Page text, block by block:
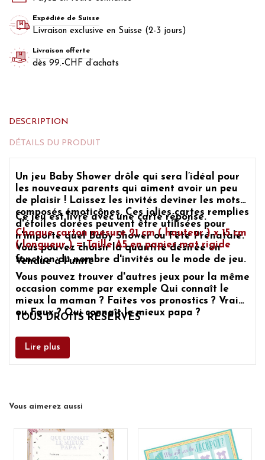
Expédiée de Suisse
Livraison exclusive en Suisse (2-3 jours)
Livraison offerte
dès 99.-CHF d’achats
DESCRIPTION
DÉTAILS DU PRODUIT
Un jeu Baby Shower drôle qui sera l’idéal pour
les nouveaux parents qui aiment avoir un peu
de plaisir ! Laissez les invités deviner les mots
composés émoticônes. Ces jolies cartes remplies
d'étoiles dorées peuvent être utilisées pour
n'importe quel Baby Shower ou Fête Prénatale.
Vous pouvez choisir la quantité désirée en
fonction du nombre d'invités ou le mode de jeu.
Ce jeu est livré avec une carte réponse.
Chaque carton mesure 21 cm ( hauteur ) x 15 cm
( longueur ) = Taille A5 en papier mat rigide
Vendue à l'unité
Vous pouvez trouver d'autres jeux pour la même
occasion comme par exemple Qui connaît le
mieux la maman ? Faites vos pronostics ? Vrai
ou Faux ? Qui connaît le mieux papa ?
TOUS DROITS RÉSERVÉS
Lire plus
Vous aimerez aussi